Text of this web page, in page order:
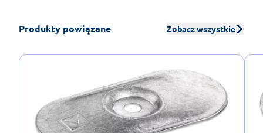
Produkty powiązane Zobacz wszystkie